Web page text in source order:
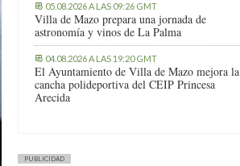
05.08.2026 A LAS 09:26 GMT
Villa de Mazo prepara una jornada de
astronomía y vinos de La Palma
04.08.2026 A LAS 19:20 GMT
El Ayuntamiento de Villa de Mazo mejora la
cancha polideportiva del CEIP Princesa
Arecida
PUBLICIDAD